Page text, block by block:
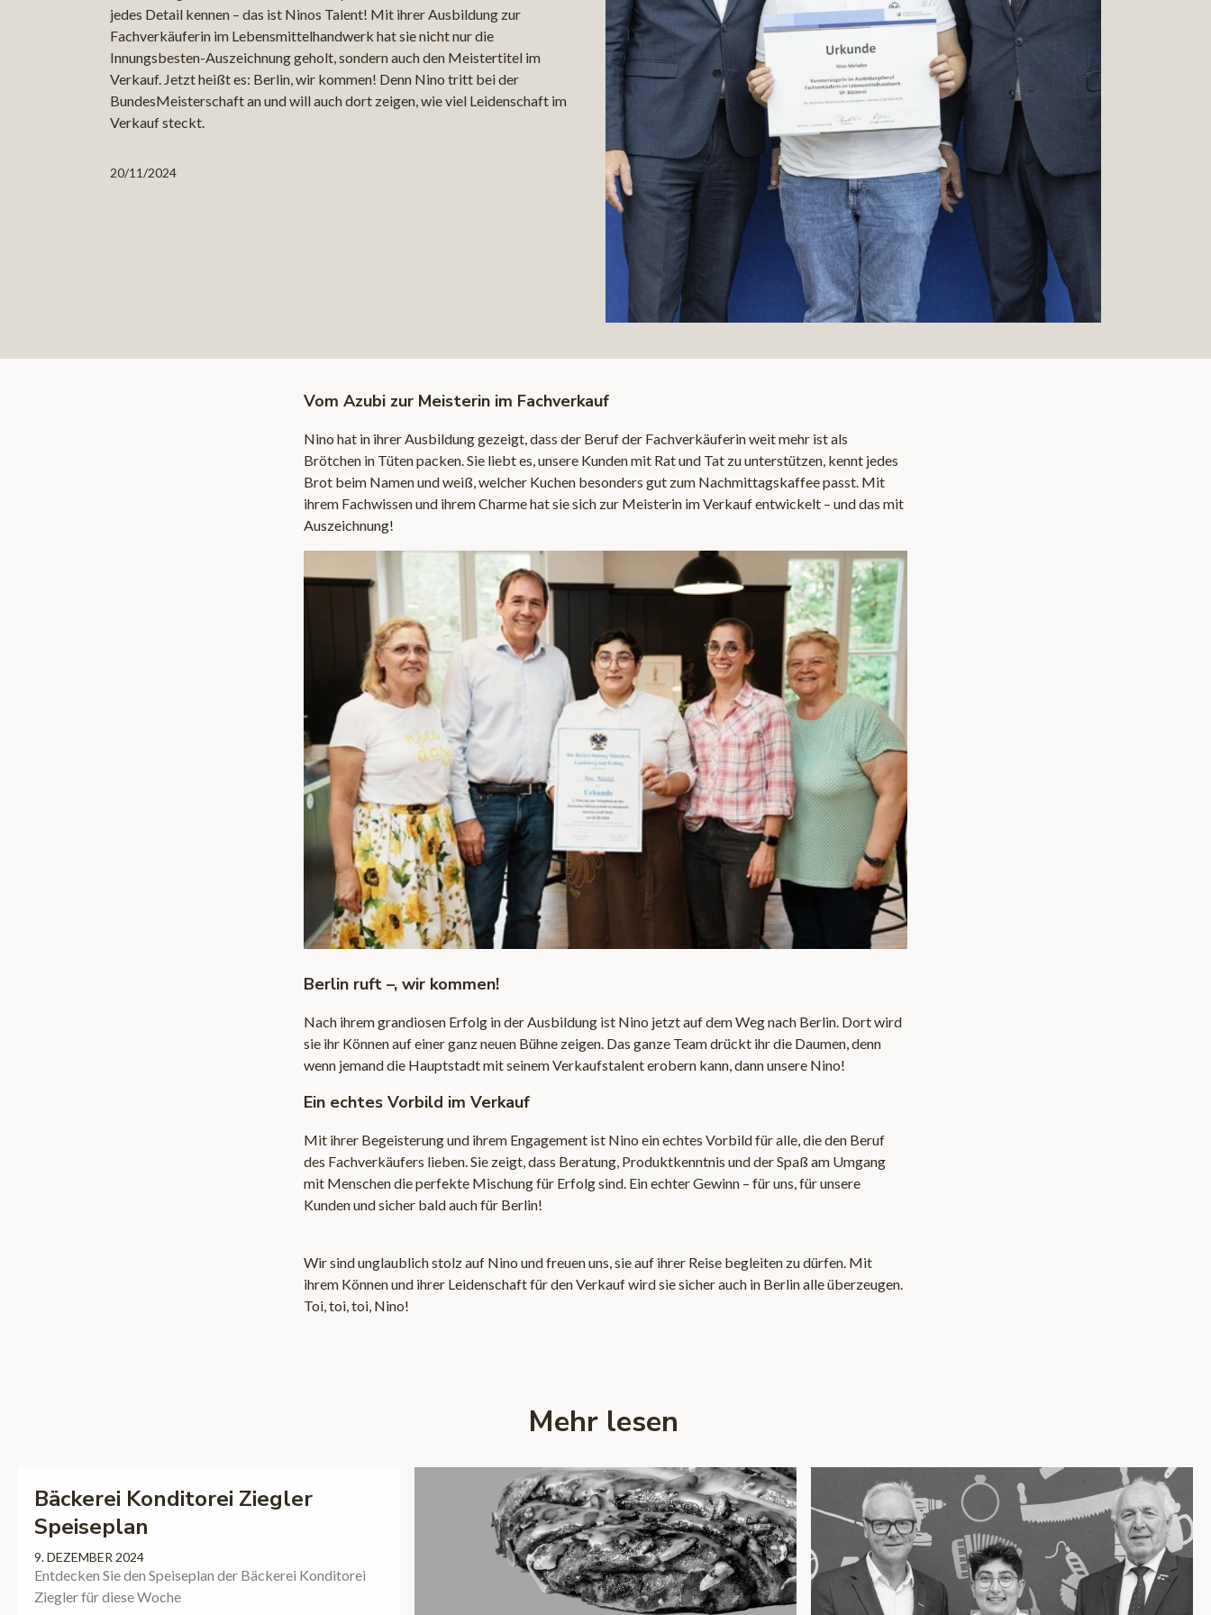
jedes Detail kennen – das ist Ninos Talent! Mit ihrer Ausbildung zur
Fachverkäuferin im Lebensmittelhandwerk hat sie nicht nur die
Innungsbesten-Auszeichnung geholt, sondern auch den Meistertitel im
Verkauf. Jetzt heißt es: Berlin, wir kommen! Denn Nino tritt bei der
BundesMeisterschaft an und will auch dort zeigen, wie viel Leidenschaft im
Verkauf steckt.
20/11/2024
Vom Azubi zur Meisterin im Fachverkauf
Nino hat in ihrer Ausbildung gezeigt, dass der Beruf der Fachverkäuferin weit mehr ist als
Brötchen in Tüten packen. Sie liebt es, unsere Kunden mit Rat und Tat zu unterstützen, kennt jedes
Brot beim Namen und weiß, welcher Kuchen besonders gut zum Nachmittagskaffee passt. Mit
ihrem Fachwissen und ihrem Charme hat sie sich zur Meisterin im Verkauf entwickelt – und das mit
Auszeichnung!
Berlin ruft –, wir kommen!
Nach ihrem grandiosen Erfolg in der Ausbildung ist Nino jetzt auf dem Weg nach Berlin. Dort wird
sie ihr Können auf einer ganz neuen Bühne zeigen. Das ganze Team drückt ihr die Daumen, denn
wenn jemand die Hauptstadt mit seinem Verkaufstalent erobern kann, dann unsere Nino!
Ein echtes Vorbild im Verkauf
Mit ihrer Begeisterung und ihrem Engagement ist Nino ein echtes Vorbild für alle, die den Beruf
des Fachverkäufers lieben. Sie zeigt, dass Beratung, Produktkenntnis und der Spaß am Umgang
mit Menschen die perfekte Mischung für Erfolg sind. Ein echter Gewinn – für uns, für unsere
Kunden und sicher bald auch für Berlin!
Wir sind unglaublich stolz auf Nino und freuen uns, sie auf ihrer Reise begleiten zu dürfen. Mit
ihrem Können und ihrer Leidenschaft für den Verkauf wird sie sicher auch in Berlin alle überzeugen.
Toi, toi, toi, Nino!
Mehr lesen
Bäckerei Konditorei Ziegler
Speiseplan
9. DEZEMBER 2024
Entdecken Sie den Speiseplan der Bäckerei Konditorei
Ziegler für diese Woche